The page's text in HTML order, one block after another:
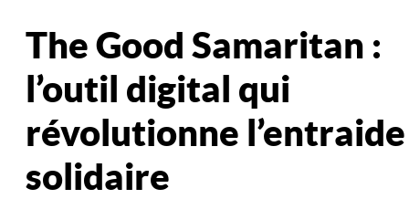
The Good Samaritan :
l’outil digital qui
révolutionne l’entraide
solidaire